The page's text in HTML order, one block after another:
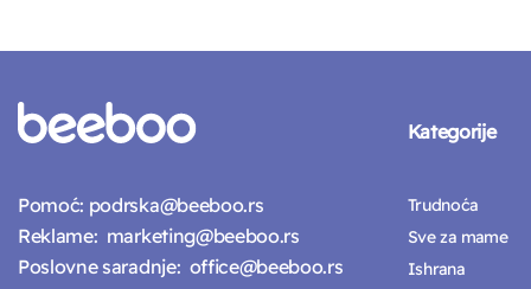
Pomoć: podrska@beeboo.rs
Reklame: marketing@beeboo.rs
Poslovne saradnje: office@beeboo.rs
Kategorije
Trudnoća
Sve za mame
Ishrana